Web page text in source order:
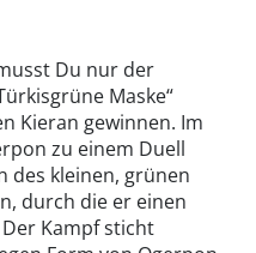
Du nur der
Maske“
Kieran gewinnen. Im
zu einem Duell
des kleinen, grünen
durch die er einen
Kampf sticht